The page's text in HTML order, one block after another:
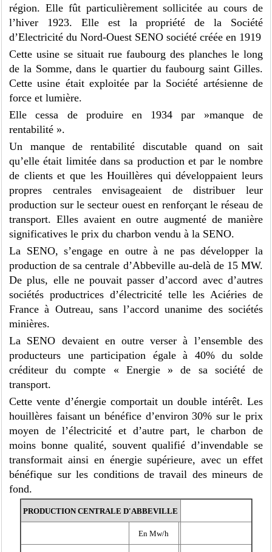
région. Elle fût particulièrement sollicitée au cours de
l’hiver 1923. Elle est la propriété de la Société
d’Electricité du Nord-Ouest SENO société créée en 1919
Cette usine se situait rue faubourg des planches le long
de la Somme, dans le quartier du faubourg saint Gilles.
Cette usine était exploitée par la Société artésienne de
force et lumière.
Elle cessa de produire en 1934 par »manque de
rentabilité ».
Un manque de rentabilité discutable quand on sait
qu’elle était limitée dans sa production et par le nombre
de clients et que les Houillères qui développaient leurs
propres centrales envisageaient de distribuer leur
production sur le secteur ouest en renforçant le réseau de
transport. Elles avaient en outre augmenté de manière
significatives le prix du charbon vendu à la SENO.
La SENO, s’engage en outre à ne pas développer la
production de sa centrale d’Abbeville au-delà de 15 MW.
De plus, elle ne pouvait passer d’accord avec d’autres
sociétés productrices d’électricité telle les Aciéries de
France à Outreau, sans l’accord unanime des sociétés
minières.
La SENO devaient en outre verser à l’ensemble des
producteurs une participation égale à 40% du solde
créditeur du compte « Energie » de sa société de
transport.
Cette vente d’énergie comportait un double intérêt. Les
houillères faisant un bénéfice d’environ 30% sur le prix
moyen de l’électricité et d’autre part, le charbon de
moins bonne qualité, souvent qualifié d’invendable se
transformait ainsi en énergie supérieure, avec un effet
bénéfique sur les conditions de travail des mineurs de
fond.
PRODUCTION CENTRALE D'ABBEVILLE
En Mw/h